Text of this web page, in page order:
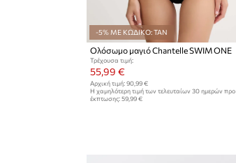
-5% ΜΕ ΚΩΔΙΚΟ: TAN
Ολόσωμο μαγιό Chantelle SWIM ONE
Τρέχουσα τιμή:
55,99 €
Αρχική τιμή: 90,99 €
Η χαμηλότερη τιμή των τελευταίων 30 ημερών προ
έκπτωσης: 59,99 €